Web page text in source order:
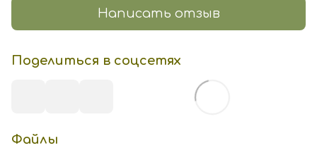
Написать отзыв
Поделиться в соцсетях
Файлы